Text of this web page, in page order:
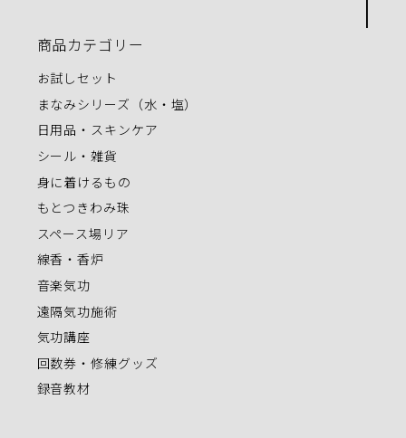
商品カテゴリー
お試しセット
まなみシリーズ（水・塩）
日用品・スキンケア
シール・雑貨
身に着けるもの
もとつきわみ珠
スペース場リア
線香・香炉
音楽気功
遠隔気功施術
気功講座
回数券・修練グッズ
録音教材